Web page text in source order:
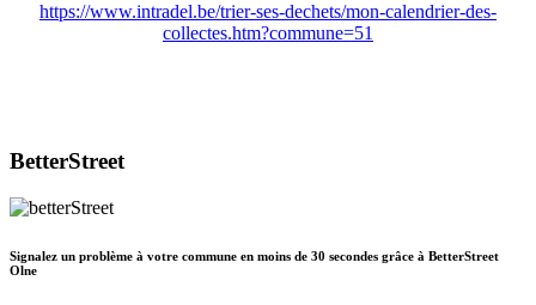
https://www.intradel.be/trier-ses-dechets/mon-calendrier-des-
collectes.htm?commune=51
BetterStreet
Signalez un problème à votre commune en moins de 30 secondes grâce à BetterStreet
Olne